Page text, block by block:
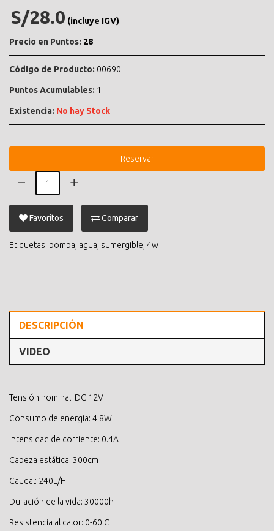
S/28.0 (incluye IGV)
Precio en Puntos: 28
Código de Producto: 00690
Puntos Acumulables: 1
Existencia: No hay Stock
Reservar
Favoritos Comparar
Etiquetas: bomba agua sumergible 4w
DESCRIPCIÓN
VIDEO
Tensión nominal: DC 12V
Consumo de energia: 4.8W
Intensidad de corriente: 0.4A
Cabeza estática: 300cm
Caudal: 240L/H
Duración de la vida: 30000h
Resistencia al calor: 0-60 C